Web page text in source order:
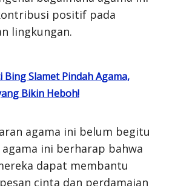
positif pada
lingkungan.
Bing Slamet Pindah Agama,
Bikin Heboh!
agama ini belum begitu
ini berharap bahwa
dapat membantu
cinta dan perdamaian